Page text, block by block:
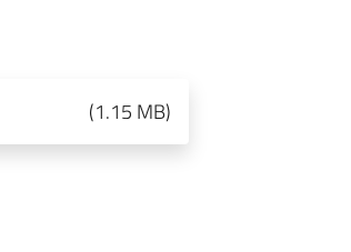
(1.15 MB)